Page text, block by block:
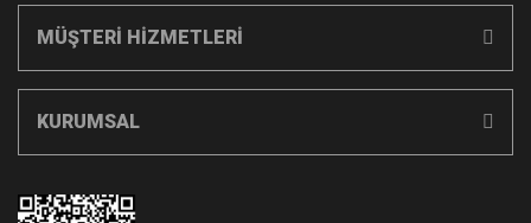
MÜŞTERİ HİZMETLERİ
KURUMSAL